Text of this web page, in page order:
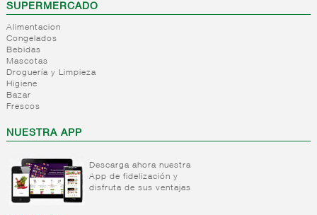
WEB
EJEMPLO
SUPERMERCADO
Alimentacion
Congelados
Bebidas
Mascotas
Droguería y Limpieza
Higiene
Bazar
Frescos
NUESTRA APP
Descarga ahora nuestra
App de fidelización y
disfruta de sus ventajas